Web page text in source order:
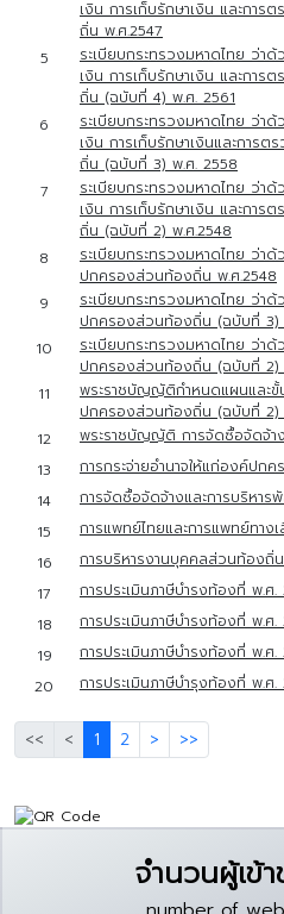
เงิน การเก็บรักษาเงิน และกา
ถิ่น พ.ศ.2547
5
ระเบียบกระทรวงมหาดไทย ว่าด้
เงิน การเก็บรักษาเงิน และกา
ถิ่น (ฉบับที่ 4) พ.ศ. 2561
6
ระเบียบกระทรวงมหาดไทย ว่าด้
เงิน การเก็บรักษาเงินและการ
ถิ่น (ฉบับที่ 3) พ.ศ. 2558
7
ระเบียบกระทรวงมหาดไทย ว่าด้
เงิน การเก็บรักษาเงิน และกา
ถิ่น (ฉบับที่ 2) พ.ศ.2548
8
ระเบียบกระทรวงมหาดไทย ว่
ปกครองส่วนท้องถิ่น พ.ศ.2548
9
ระเบียบกระทรวงมหาดไทย ว่
ปกครองส่วนท้องถิ่น (ฉบับที่ 3)
10
ระเบียบกระทรวงมหาดไทย ว่
ปกครองส่วนท้องถิ่น (ฉบับที่ 2)
11
พระราชบัญญัติกำหนดแผนและขั้
ปกครองส่วนท้องถิ่น (ฉบับที่ 2)
12
พระราชบัญญัติ การจัดซื้อจัดจ้า
13
การกระจ่ายอำนาจให้แก่องค์ปก
14
การจัดซื้อจัดจ้างและการบริหา
15
การแพทย์ไทยและการแพทย์ทาง
16
การบริหารงานบุคคลส่วนท้องถิ่
17
การประเมินภาษีบำรงท้องที่ พ.ศ.
18
การประเมินภาษีบำรงท้องที่ พ.ศ.
19
การประเมินภาษีบำรงท้องที่ พ.ศ.
20
การประเมินภาษีบำรุงท้องที่ พ.ศ.
<< < 1 2 > >>
จำนวนผู้เข้